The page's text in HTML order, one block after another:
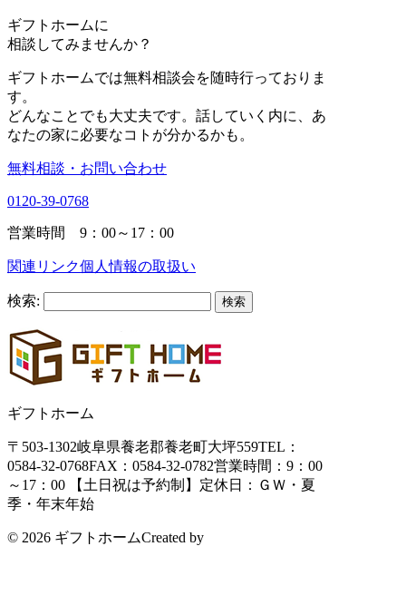
ギフトホームに
相談 してみませんか？
ギフトホームでは無料相談会を随時行っておりま
す。
どんなことでも大丈夫です。話していく内に、あ
なたの家に必要なコトが分かるかも。
無料相談・お問い合わせ
0120-39-0768
営業時間 9：00～17：00
関連リンク個人情報の取扱い
検索:
ギフトホーム
〒503-1302岐阜県養老郡養老町大坪559TEL：
0584-32-0768FAX：0584-32-0782営業時間：9：00
～17：00 【土日祝は予約制】 定休日：ＧＷ・夏
季・年末年始
© 2026 ギフトホームCreated by